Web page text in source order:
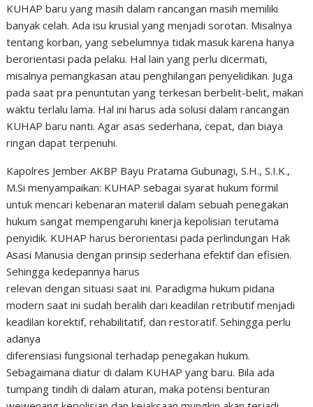
KUHAP baru yang masih dalam rancangan masih memiliki
banyak celah. Ada isu krusial yang menjadi sorotan. Misalnya
tentang korban, yang sebelumnya tidak masuk karena hanya
berorientasi pada pelaku. Hal lain yang perlu dicermati,
misalnya pemangkasan atau penghilangan penyelidikan. Juga
pada saat pra penuntutan yang terkesan berbelit-belit, makan
waktu terlalu lama. Hal ini harus ada solusi dalam rancangan
KUHAP baru nanti. Agar asas sederhana, cepat, dan biaya
ringan dapat terpenuhi.
Kapolres Jember AKBP Bayu Pratama Gubunagi, S.H., S.I.K.,
M.Si menyampaikan: KUHAP sebagai syarat hukum formil
untuk mencari kebenaran materiil dalam sebuah penegakan
hukum sangat mempengaruhi kinerja kepolisian terutama
penyidik. KUHAP harus berorientasi pada perlindungan Hak
Asasi Manusia dengan prinsip sederhana efektif dan efisien.
Sehingga kedepannya harus
relevan dengan situasi saat ini. Paradigma hukum pidana
modern saat ini sudah beralih dari keadilan retributif menjadi
keadilan korektif, rehabilitatif, dan restoratif. Sehingga perlu
adanya
diferensiasi fungsional terhadap penegakan hukum.
Sebagaimana diatur di dalam KUHAP yang baru. Bila ada
tumpang tindih di dalam aturan, maka potensi benturan